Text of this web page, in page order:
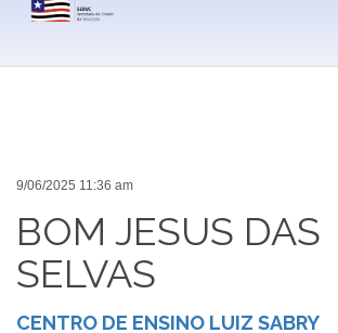
9/06/2025 11:36 am
BOM JESUS DAS
SELVAS
CENTRO DE ENSINO LUIZ SABRY